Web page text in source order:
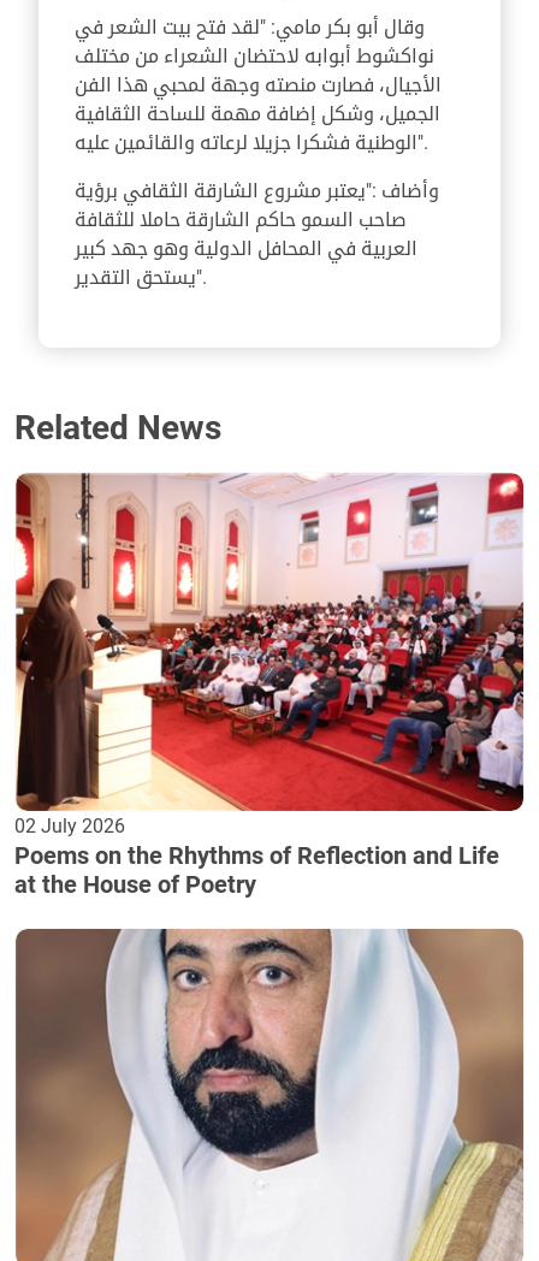
وقال أبو بكر مامي: "لقد فتح بيت الشعر في
نواكشوط أبوابه لاحتضان الشعراء من مختلف
الأجيال، فصارت منصته وجهة لمحبي هذا الفن
الجميل، وشكل إضافة مهمة للساحة الثقافية
الوطنية فشكرا جزيلا لرعاته والقائمين عليه".
وأضاف :"يعتبر مشروع الشارقة الثقافي برؤية
صاحب السمو حاكم الشارقة حاملا للثقافة
العربية في المحافل الدولية وهو جهد كبير
يستحق التقدير".
Related News
02 July 2026
Poems on the Rhythms of Reflection and Life
at the House of Poetry